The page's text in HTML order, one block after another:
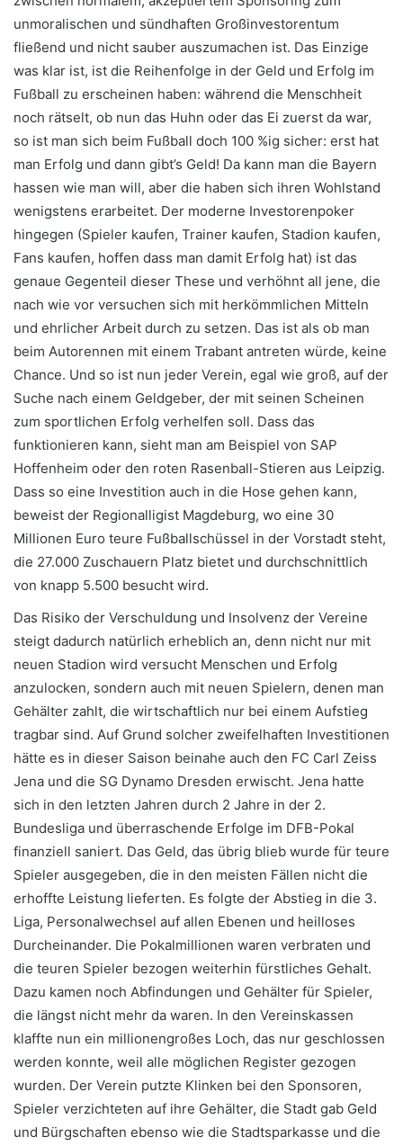
unmoralischen und sündhaften Großinvestorentum
fließend und nicht sauber auszumachen ist. Das Einzige
was klar ist, ist die Reihenfolge in der Geld und Erfolg im
Fußball zu erscheinen haben: während die Menschheit
noch rätselt, ob nun das Huhn oder das Ei zuerst da war,
so ist man sich beim Fußball doch 100 %ig sicher: erst hat
man Erfolg und dann gibt’s Geld! Da kann man die Bayern
hassen wie man will, aber die haben sich ihren Wohlstand
wenigstens erarbeitet. Der moderne Investorenpoker
hingegen (Spieler kaufen, Trainer kaufen, Stadion kaufen,
Fans kaufen, hoffen dass man damit Erfolg hat) ist das
genaue Gegenteil dieser These und verhöhnt all jene, die
nach wie vor versuchen sich mit herkömmlichen Mitteln
und ehrlicher Arbeit durch zu setzen. Das ist als ob man
beim Autorennen mit einem Trabant antreten würde, keine
Chance. Und so ist nun jeder Verein, egal wie groß, auf der
Suche nach einem Geldgeber, der mit seinen Scheinen
zum sportlichen Erfolg verhelfen soll. Dass das
funktionieren kann, sieht man am Beispiel von SAP
Hoffenheim oder den roten Rasenball-Stieren aus Leipzig.
Dass so eine Investition auch in die Hose gehen kann,
beweist der Regionalligist Magdeburg, wo eine 30
Millionen Euro teure Fußballschüssel in der Vorstadt steht,
die 27.000 Zuschauern Platz bietet und durchschnittlich
von knapp 5.500 besucht wird.
Das Risiko der Verschuldung und Insolvenz der Vereine
steigt dadurch natürlich erheblich an, denn nicht nur mit
neuen Stadion wird versucht Menschen und Erfolg
anzulocken, sondern auch mit neuen Spielern, denen man
Gehälter zahlt, die wirtschaftlich nur bei einem Aufstieg
tragbar sind. Auf Grund solcher zweifelhaften Investitionen
hätte es in dieser Saison beinahe auch den FC Carl Zeiss
Jena und die SG Dynamo Dresden erwischt. Jena hatte
sich in den letzten Jahren durch 2 Jahre in der 2.
Bundesliga und überraschende Erfolge im DFB-Pokal
finanziell saniert. Das Geld, das übrig blieb wurde für teure
Spieler ausgegeben, die in den meisten Fällen nicht die
erhoffte Leistung lieferten. Es folgte der Abstieg in die 3.
Liga, Personalwechsel auf allen Ebenen und heilloses
Durcheinander. Die Pokalmillionen waren verbraten und
die teuren Spieler bezogen weiterhin fürstliches Gehalt.
Dazu kamen noch Abfindungen und Gehälter für Spieler,
die längst nicht mehr da waren. In den Vereinskassen
klaffte nun ein millionengroßes Loch, das nur geschlossen
werden konnte, weil alle möglichen Register gezogen
wurden. Der Verein putzte Klinken bei den Sponsoren,
Spieler verzichteten auf ihre Gehälter, die Stadt gab Geld
und Bürgschaften ebenso wie die Stadtsparkasse und die